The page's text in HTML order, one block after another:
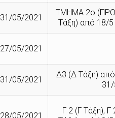
31/05/2021
ΤΜΗΜΑ 2ο
Τάξη) από 18/
27/05/2021
31/05/2021
Δ3 (Δ Τάξη)
28/05/2021
Γ 2 (Γ Τάξη), Γ